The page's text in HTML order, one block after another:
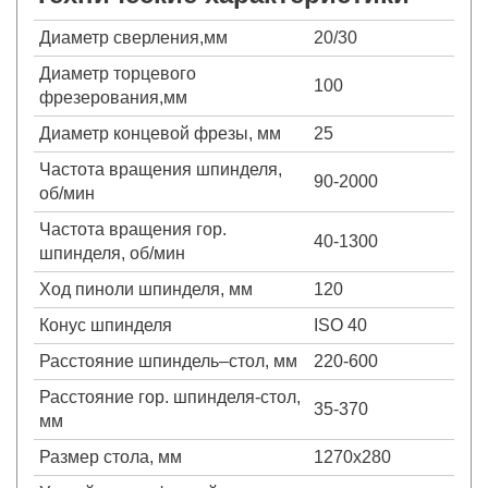
Диаметр сверления,мм
20/30
Диаметр торцевого
фрезерования,мм
100
Диаметр концевой фрезы, мм
25
Частота вращения шпинделя,
об/мин
90-2000
Частота вращения гор.
шпинделя, об/мин
40-1300
Ход пиноли шпинделя, мм
120
Конус шпинделя
ISO 40
Расстояние шпиндель–стол, мм
220-600
Расстояние гор. шпинделя-стол,
мм
35-370
Размер стола, мм
1270х280